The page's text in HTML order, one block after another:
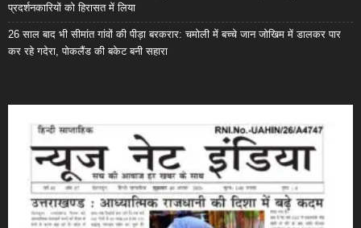
प्रदर्शनकारियों को हिरासत में लिया
26 साल बाद भी सीमांत गांवों की पीड़ा बरकरार: चमोली में बच्चे जान जोखिम में डालकर पार
कर रहे गदेरा, पोकलैंड की बकेट बनी सहारा